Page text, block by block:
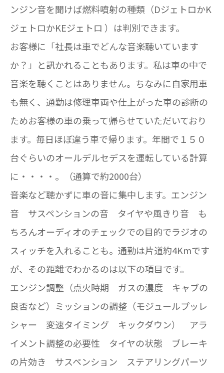
ンジン音を聞けば燃料噴射の種類（DジェトロかK
ジェトロかKEジェトロ ）は判別できます。
お客様に「社長は車でどんな音楽聴いています
か？」と訊かれることもあります。私は車の中で
音楽を聴くことはありません。ちなみに自家用車
も無く、通勤は修理車両や仕上がった車の診断の
ためお客様の車の乗って帰らせていただいており
ます。毎日ほぼ違う車で帰ります。年間で１５０
台ぐらいのオールデルセデスを運転している計算
に・・・・。（通算で約2000台）
音楽など聴かずに車の音に集中します。エンジン
音 サスペンションの音 タイヤや風きり音 も
ちろんオーディオのチェックでの目的でラジオの
スィッチを入れることも。通勤は片道約4Kmです
が、その距離でわかるのは以下の項目です。
エンジン調整（点火時期 ガスの濃度 キャブの
良否など）ミッションの調整（モジュールプッレ
シャー 変速タイミング キックダウン） アラ
イメント調整の必要性 タイヤの状態 ブレーキ
の片効き サスペンション ステアリングパーツ